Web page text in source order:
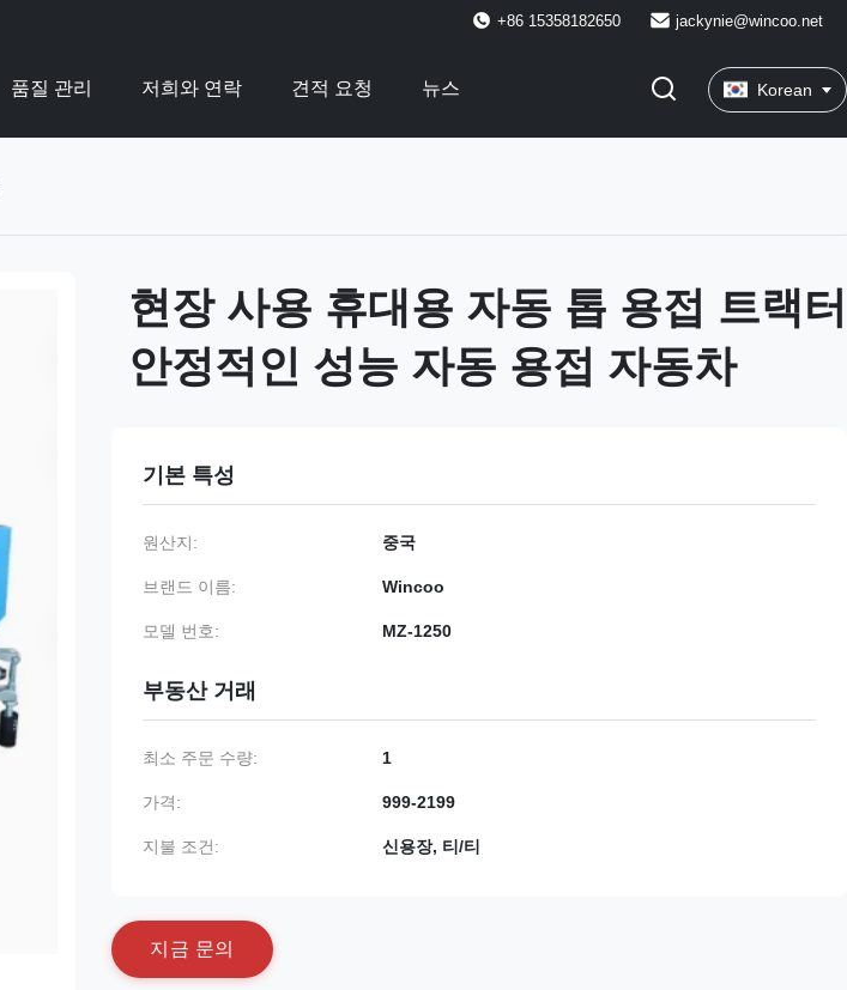
+86 15358182650 jackynie@wincoo.net
품질 관리 저희와 연락 견적 요청 뉴스 Korean
현장 사용 휴대용 자동 톱 용접 트랙터
안정적인 성능 자동 용접 자동차
기본 특성
원산지: 중국
브랜드 이름: Wincoo
모델 번호: MZ-1250
부동산 거래
최소 주문 수량: 1
가격: 999-2199
지불 조건: 신용장, 티/티
지 금 문의